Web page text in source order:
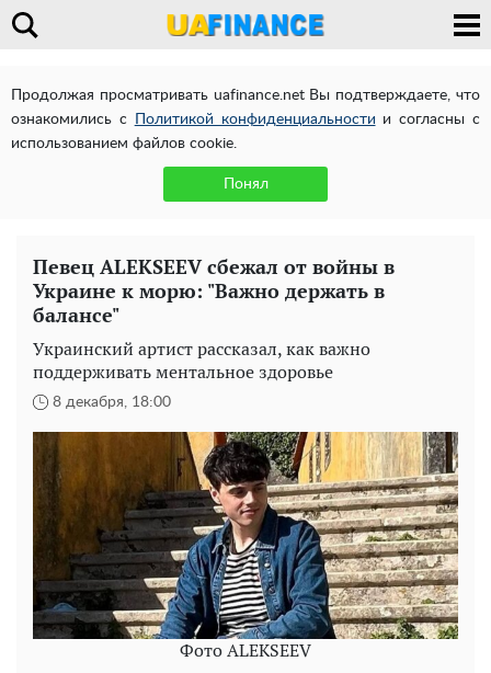
Продолжая просматривать uafinance.net Вы подтверждаете, что
ознакомились с
Политикой конфиденциальности и согласны с
использованием файлов cookie.
Понял
Певец ALEKSEEV сбежал от войны в
Украине к морю: "Важно держать в
балансе"
Украинский артист рассказал, как важно
поддерживать ментальное здоровье
8 декабря, 18:00
Фото ALEKSEEV